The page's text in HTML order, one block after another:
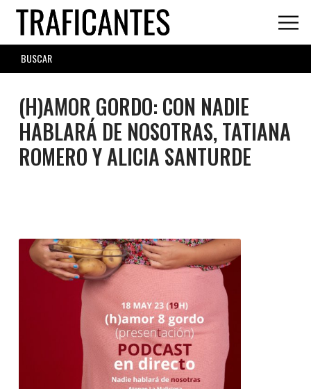
Skip
main
content
SEARCH
FORM
(H)AMOR GORDO: CON NADIE
HABLARÁ DE NOSOTRAS, TATIANA
ROMERO Y ALICIA SANTURDE